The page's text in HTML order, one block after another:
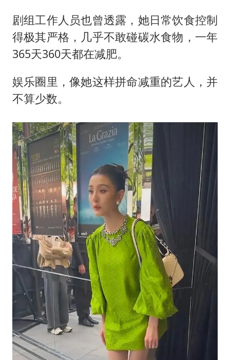
剧组工作人员也曾透露，她日常饮食控制
得极其严格，几乎不敢碰碳水食物，一年
365天360天都在减肥。
娱乐圈里，像她这样拼命减重的艺人，并
不算少数。